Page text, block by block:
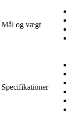
Mål og vægt
Specifikationer